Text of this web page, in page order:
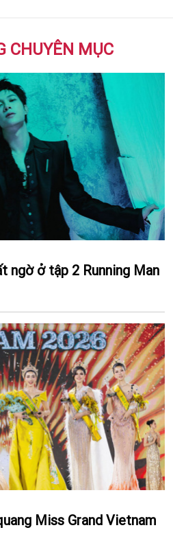
CHUYÊN MỤC
ngờ ở tập 2 Running Man
Miss Grand Vietnam